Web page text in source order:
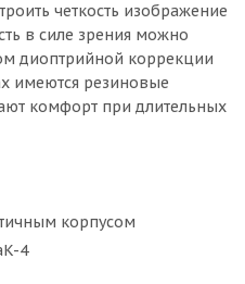
четкость изображение
в силе зрения можно
диоптрийной коррекции
имеются резиновые
комфорт при длительных
корпусом
4